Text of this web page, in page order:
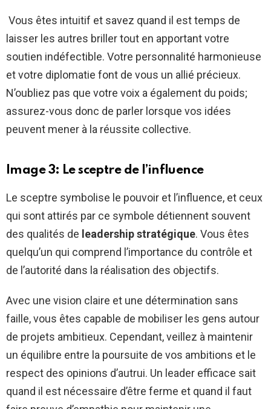
Vous êtes intuitif et savez quand il est temps de
laisser les autres briller tout en apportant votre
soutien indéfectible. Votre personnalité harmonieuse
et votre diplomatie font de vous un allié précieux.
N’oubliez pas que votre voix a également du poids;
assurez-vous donc de parler lorsque vos idées
peuvent mener à la réussite collective.
Image 3: Le sceptre de l’influence
Le sceptre symbolise le pouvoir et l’influence, et ceux
qui sont attirés par ce symbole détiennent souvent
des qualités de leadership stratégique. Vous êtes
quelqu’un qui comprend l’importance du contrôle et
de l’autorité dans la réalisation des objectifs.
Avec une vision claire et une détermination sans
faille, vous êtes capable de mobiliser les gens autour
de projets ambitieux. Cependant, veillez à maintenir
un équilibre entre la poursuite de vos ambitions et le
respect des opinions d’autrui. Un leader efficace sait
quand il est nécessaire d’être ferme et quand il faut